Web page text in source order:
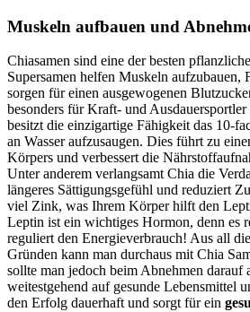
Muskeln aufbauen und
Chiasamen sind eine der besten
Supersamen helfen Muskeln aufzubauen,
sorgen für einen ausgewogenen
besonders für Kraft- und Ausdauersportler
besitzt die einzigartige Fähigkeit das 10-
an Wasser aufzusaugen. Dies führt zu
Körpers und verbessert die
Unter anderem verlangsamt Chia die
längeres Sättigungsgefühl und reduziert
viel Zink, was Ihrem Körper hilft den
Leptin ist ein wichtiges Hormon, denn es
reguliert den Energieverbrauch! Aus all
Gründen kann man durchaus mit Chia
sollte man jedoch beim Abnehmen darauf
weitestgehend auf gesunde Lebensmittel
den Erfolg dauerhaft und sorgt für ein